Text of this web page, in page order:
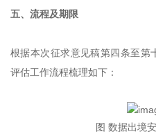
五、流程及期限
根据本次征求意见稿第四条至第
评估工作流程梳理如下：
图 数据出境